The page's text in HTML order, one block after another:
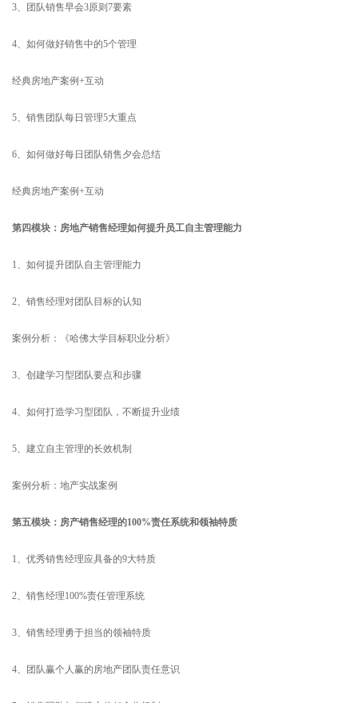
3、团队销售早会3原则7要素
4、如何做好销售中的5个管理
经典房地产案例+互动
5、销售团队每日管理5大重点
6、如何做好每日团队销售夕会总结
经典房地产案例+互动
第四模块：房地产销售经理如何提升员工自主管理能力
1、如何提升团队自主管理能力
2、销售经理对团队目标的认知
案例分析：《哈佛大学目标职业分析》
3、创建学习型团队要点和步骤
4、如何打造学习型团队，不断提升业绩
5、建立自主管理的长效机制
案例分析：地产实战案例
第五模块：房产销售经理的100%责任系统和领袖特质
1、优秀销售经理应具备的9大特质
2、销售经理100%责任管理系统
3、销售经理勇于担当的领袖特质
4、团队赢个人赢的房地产团队责任意识